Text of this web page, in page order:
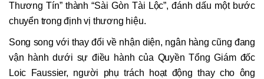
Thương Tín” thành “Sài Gòn Tài Lộc”, đánh dấu một bước
chuyển trong định vị thương hiệu.
Song song với thay đổi về nhận diện, ngân hàng cũng đang
vận hành dưới sự điều hành của Quyền Tổng Giám đốc
Loic Faussier, người phụ trách hoạt động thay cho ông